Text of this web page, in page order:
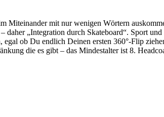
Miteinander mit nur wenigen Wörtern
„Integration durch Skateboard“. Sport
ob Du endlich Deinen ersten 360°-Flip
die es gibt – das Mindestalter ist 8.